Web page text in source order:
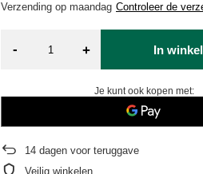
Verzendingop maandag Controleer de
- + In
Je kunt ook kopen met:
14 dagen voor teruggave
Veilig winkelen